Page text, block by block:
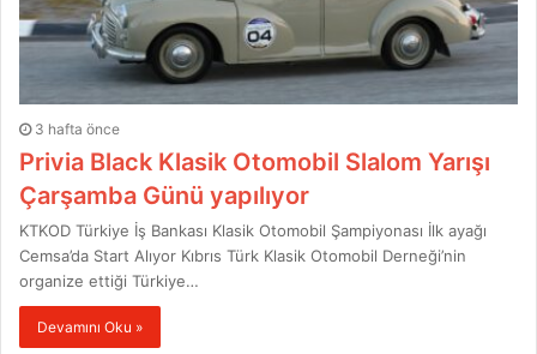
3 hafta önce
Privia Black Klasik Otomobil Slalom Yarışı
Çarşamba Günü yapılıyor
KTKOD Türkiye İş Bankası Klasik Otomobil Şampiyonası İlk ayağı
Cemsa’da Start Alıyor Kıbrıs Türk Klasik Otomobil Derneği’nin
organize ettiği Türkiye…
Devamını Oku »